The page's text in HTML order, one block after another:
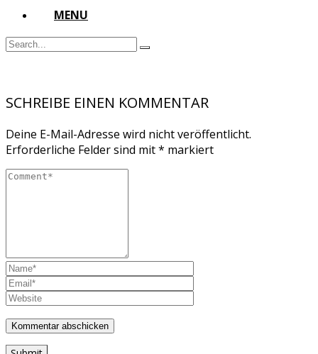
MENU
SCHREIBE EINEN KOMMENTAR
Deine E-Mail-Adresse wird nicht veröffentlicht.
Erforderliche Felder sind mit* markiert